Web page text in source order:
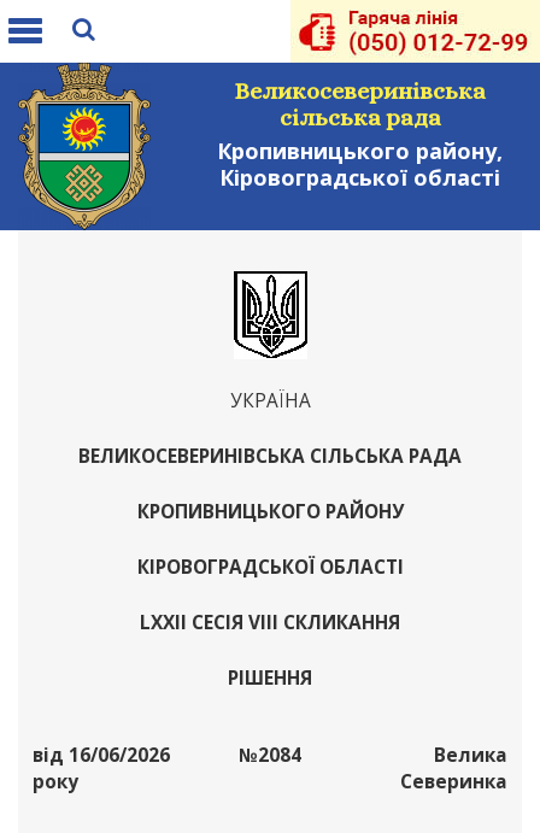
Toggle
Великосеверинівська
сільська рада
Кропивницького району,
Кіровоградської області
УКРАЇНА
ВЕЛИКОСЕВЕРИНІВСЬКА СІЛЬСЬКА РАДА
КРОПИВНИЦЬКОГО РАЙОНУ
КІРОВОГРАДСЬКОЇ ОБЛАСТІ
LXХІІ СЕСІЯ VІІІ СКЛИКАННЯ
РІШЕННЯ
від 16/06/2026
року
№2084
Велика
Северинка